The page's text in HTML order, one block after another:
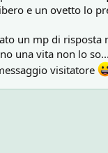
e un ovetto lo
un mp di risposta
una vita non lo
visitatore